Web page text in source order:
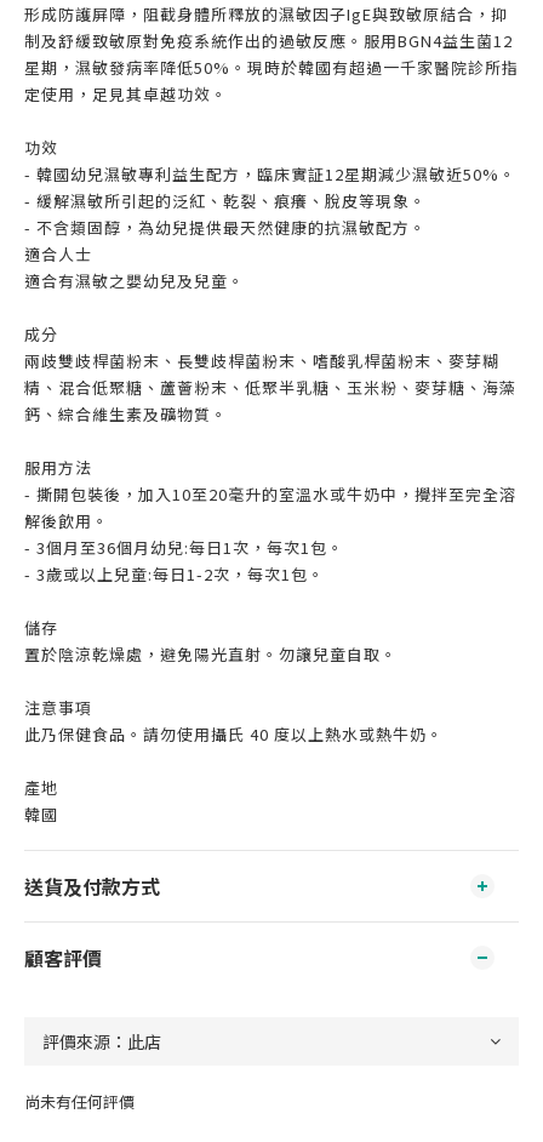
形成防護屏障，阻截身體所釋放的濕敏因子IgE與致敏原結合，抑
制及舒緩致敏原對免疫系統作出的過敏反應。服用BGN4益生菌12
星期，濕敏發病率降低50%。現時於韓國有超過一千家醫院診所指
定使用，足見其卓越功效。
功效
- 韓國幼兒濕敏專利益生配方，臨床實証12星期減少濕敏近50%。
- 緩解濕敏所引起的泛紅、乾裂、痕癢、脫皮等現象。
- 不含類固醇，為幼兒提供最天然健康的抗濕敏配方。​
適合人士
適合有濕敏之嬰幼兒及兒童。
成分
兩歧雙歧桿菌粉末、長雙歧桿菌粉末、嗜酸乳桿菌粉末、麥芽糊
精、混合低聚糖、蘆薈粉末、低聚半乳糖、玉米粉、麥芽糖、海藻
鈣、綜合維生素及礦物質。
服用方法
- 撕開包裝後，加入10至20毫升的室溫水或牛奶中，攪拌至完全溶
解後飲用。
- 3個月至36個月幼兒:每日1次，每次1包。
- 3歲或以上兒童:每日1-2次，每次1包。
儲存
置於陰涼乾燥處，避免陽光直射。勿讓兒童自取。
注意事項
此乃保健食品。請勿使用攝氏 40 度以上熱水或熱牛奶。
產地
韓國
送貨及付款方式
顧客評價
尚未有任何評價